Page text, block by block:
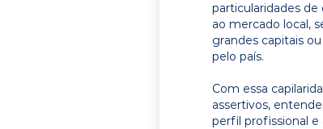
particularidades de
ao mercado local,
grandes capitais
pelo país.
Com essa
assertivos,
perfil profissional e